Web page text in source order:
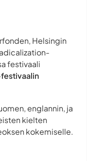
Helsingin
festivaali
englannin, ja
kielten
kokemiselle.